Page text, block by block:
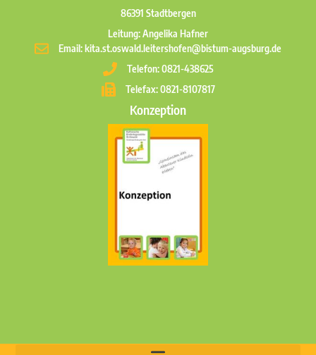
86391 Stadtbergen
Leitung: Angelika Hafner
Email: kita.st.oswald.leitershofen@bistum-augsburg.de
Telefon: 0821-438625
Telefax: 0821-8107817
Konzeption